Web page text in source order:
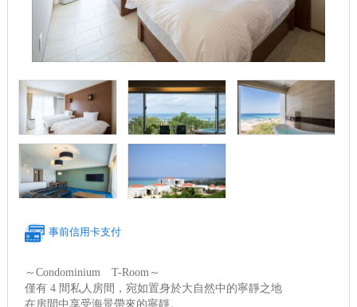
事前信用卡支付
～Condominium T-Room～
僅有 4 間私人房間，宛如置身於大自然中的寧靜之地
在房間中享受海景帶來的寧靜。